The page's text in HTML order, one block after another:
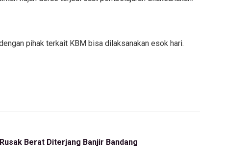
pihak terkait KBM bisa dilaksanakan esok hari.
Berat Diterjang Banjir Bandang